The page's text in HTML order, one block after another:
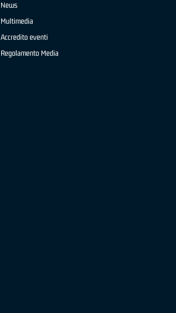
News
Multimedia
Accredito eventi
Regolamento Media